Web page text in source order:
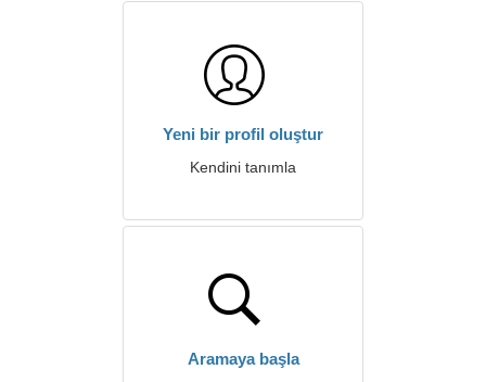
Yeni bir profil oluştur
Kendini tanımla
Aramaya başla